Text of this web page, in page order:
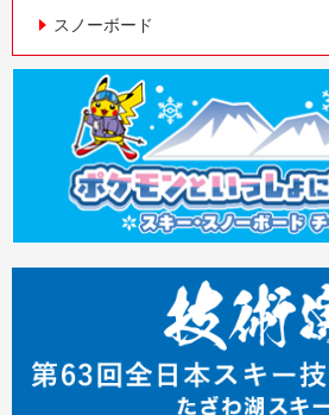
スノーボード